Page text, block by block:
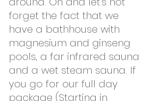
forget the fact that we
have a bathhouse with
magnesium and ginseng
pools, a far infrared sauna
and a wet steam sauna. If
you go for our full day
package (Starting in